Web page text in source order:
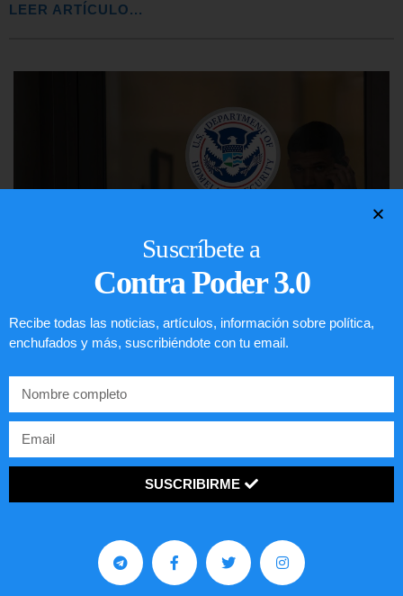
LEER ARTÍCULO...
Comunistas no son bienvenidos en
LEER ARTÍCULO...
Suscríbete a
Contra Poder 3.0
Recibe todas las noticias, artículos, información sobre política,
enchufados y más, suscribiéndote con tu email.
SUSCRIBIRME